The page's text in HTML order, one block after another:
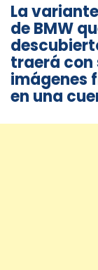
La
de BMW
traerá con
imágenes
en una